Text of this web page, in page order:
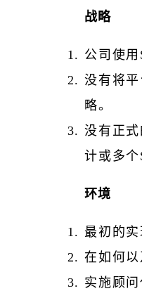
战略
公司使
没有将
略。
没有正
计或多个
环境
最初的
在如何
实施顾